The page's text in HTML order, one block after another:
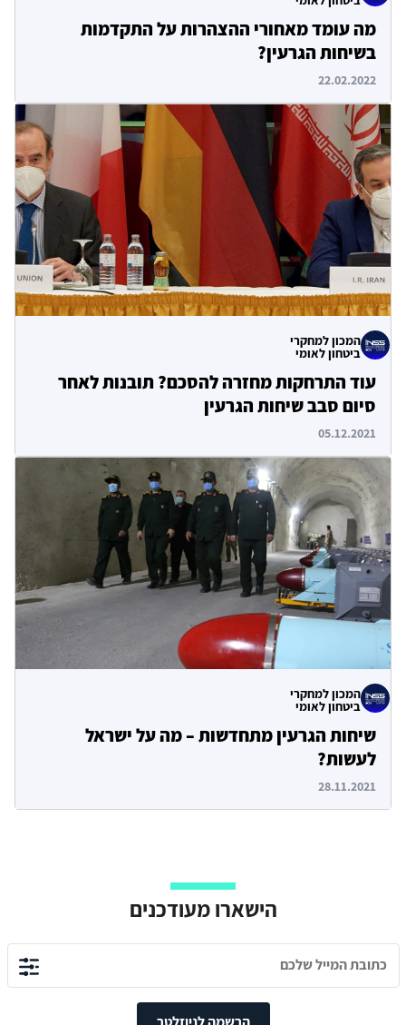
מה עומד מאחורי ההצהרות על התקדמות
בשיחות הגרעין?
22.02.2022
המכון למחקרי
ביטחון לאומי
עוד התרחקות מחזרה להסכם? תובנות לאחר
סיום סבב שיחות הגרעין
05.12.2021
המכון למחקרי
ביטחון לאומי
שיחות הגרעין מתחדשות – מה על ישראל
לעשות?
28.11.2021
הישארו מעודכנים